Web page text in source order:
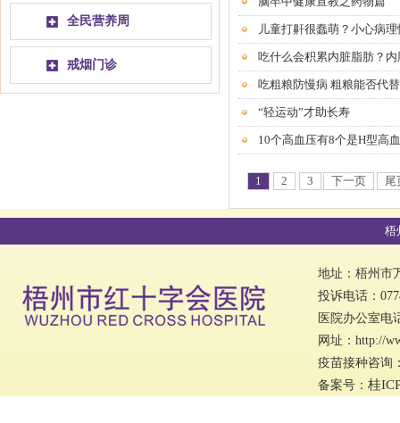
全民营养周
戒烟门诊
儿童打鼾很蠢萌？小心病
吃什么会积累内脏脂肪？
吃粗粮防慢病 粗粮能否代
“轻运动”才助长寿
10个高血压有8个是H型高
1 2 3 下一页 尾
梧
地址：梧州
投诉电话：
医院办公室电
网址：http://
疫苗接种咨询
备案号： 桂